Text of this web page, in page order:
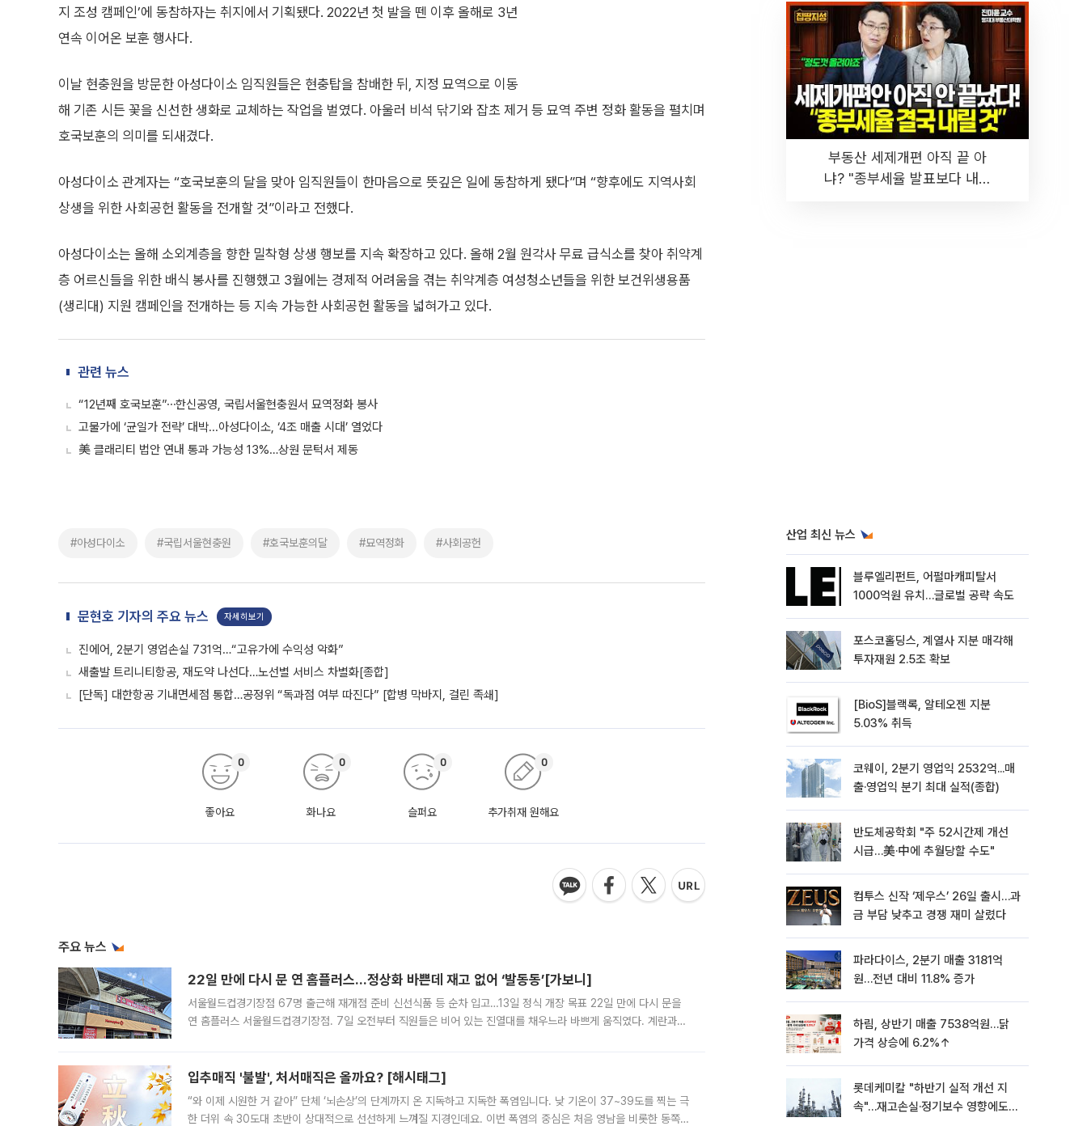
지 조성 캠페인’에 동참하자는 취지에서 기획됐다. 2022년 첫 발을 뗀 이후 올해로 3년
연속 이어온 보훈 행사다.
이날 현충원을 방문한 아성다이소 임직원들은 현충탑을 참배한 뒤, 지정 묘역으로 이동
해 기존 시든 꽃을 신선한 생화로 교체하는 작업을 벌였다. 아울러 비석 닦기와 잡초 제거 등 묘역 주변 정화 활동을 펼치며
호국보훈의 의미를 되새겼다.
아성다이소 관계자는 “호국보훈의 달을 맞아 임직원들이 한마음으로 뜻깊은 일에 동참하게 됐다”며 “향후에도 지역사회
상생을 위한 사회공헌 활동을 전개할 것”이라고 전했다.
아성다이소는 올해 소외계층을 향한 밀착형 상생 행보를 지속 확장하고 있다. 올해 2월 원각사 무료 급식소를 찾아 취약계
층 어르신들을 위한 배식 봉사를 진행했고 3월에는 경제적 어려움을 겪는 취약계층 여성청소년들을 위한 보건위생용품
(생리대) 지원 캠페인을 전개하는 등 지속 가능한 사회공헌 활동을 넓혀가고 있다.
관련 뉴스
“12년째 호국보훈”⋯한신공영, 국립서울현충원서 묘역정화 봉사
고물가에 ‘균일가 전략’ 대박...아성다이소, ‘4조 매출 시대’ 열었다
美 클래리티 법안 연내 통과 가능성 13%…상원 문턱서 제동
#아성다이소 #국립서울현충원 #호국보훈의달 #묘역정화 #사회공헌
문현호 기자의 주요 뉴스 자세히보기
진에어, 2분기 영업손실 731억…“고유가에 수익성 악화”
새출발 트리니티항공, 재도약 나선다…노선별 서비스 차별화[종합]
[단독] 대한항공 기내면세점 통합…공정위 “독과점 여부 따진다” [합병 막바지, 걸린 족쇄]
좋아요
0
화나요
0
슬퍼요
0
추가취재 원해요
0
주요 뉴스
22일 만에 다시 문 연 홈플러스…정상화 바쁜데 재고 없어 ‘발동동’[가보니]
서울월드컵경기장점 67명 출근해 재개점 준비 신선식품 등 순차 입고…13일 정식 개장 목표 22일 만에 다시 문을
연 홈플러스 서울월드컵경기장점. 7일 오전부터 직원들은 비어 있는 진열대를 채우느라 바쁘게 움직였다. 계란과
입추매직 '불발', 처서매직은 올까요? [해시태그]
“와 이제 시원한 거 같아” 단체 ‘뇌손상’의 단계까지 온 지독하고 지독한 폭염입니다. 낮 기온이 37~39도를 찍는 극
한 더위 속 30도대 초반이 상대적으로 선선하게 느껴질 지경인데요. 이번 폭염의 중심은 처음 영남을 비롯한 동쪽
부동산 세제개편 아직 끝 아
냐? "종부세율 발표보다 내릴
산업 최신 뉴스
블루엘리펀트, 어펄마캐피탈서
1000억원 유치…글로벌 공략 속도
포스코홀딩스, 계열사 지분 매각해
투자재원 2.5조 확보
[BioS]블랙록, 알테오젠 지분
5.03% 취득
코웨이, 2분기 영업익 2532억...매
출·영업익 분기 최대 실적(종합)
반도체공학회 "주 52시간제 개선
시급…美·中에 추월당할 수도"
컴투스 신작 ‘제우스’ 26일 출시…과
금 부담 낮추고 경쟁 재미 살렸다
파라다이스, 2분기 매출 3181억
원…전년 대비 11.8% 증가
하림, 상반기 매출 7538억원…닭
가격 상승에 6.2%↑
롯데케미칼 "하반기 실적 개선 지
속"…재고손실·정기보수 영향에도